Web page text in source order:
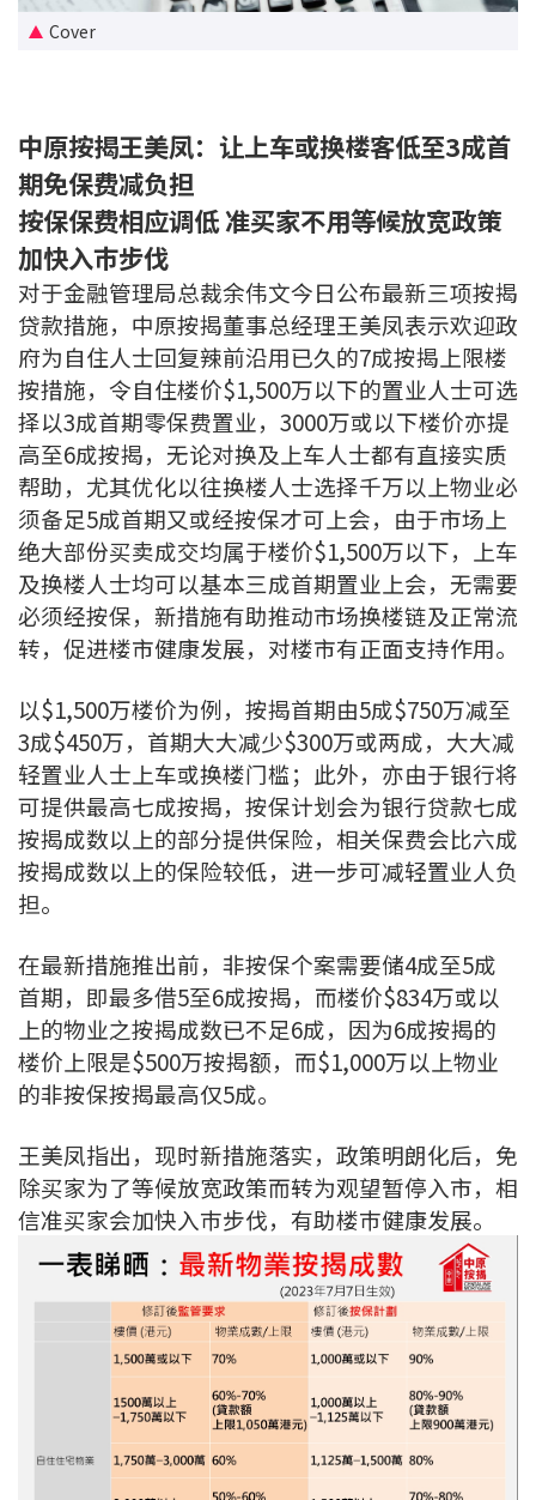
推荐齐齐友赏
按揭计算
转按计算
置业预算
供款年期计算
工商铺按揭计算
印花税计算
免费物业估价
下载中心
按揭全面睇
公司动态
按市新闻
统计数据库
按揭智库
楼按专栏
按揭百科
实时银行资讯
装修·保险优惠
免费装修转介服务
装修设计专栏
火险、家居、宠物保险
保险资讯专栏
Cover
中原按揭王美凤：让上车或换楼客低至3成首
期免保费减负担
按保保费相应调低 准买家不用等候放宽政策
加快入巿步伐
对于金融管理局总裁余伟文今日公布最新三项按揭
贷款措施，中原按揭董事总经理王美凤表示欢迎政
府为自住人士回复辣前沿用已久的7成按揭上限楼
按措施，令自住楼价$1,500万以下的置业人士可选
择以3成首期零保费置业，3000万或以下楼价亦提
高至6成按揭，无论对换及上车人士都有直接实质
帮助，尤其优化以往换楼人士选择千万以上物业必
须备足5成首期又或经按保才可上会，由于市场上
绝大部份买卖成交均属于楼价$1,500万以下，上车
及换楼人士均可以基本三成首期置业上会，无需要
必须经按保，新措施有助推动市场换楼链及正常流
转，促进楼市健康发展，对楼市有正面支持作用。
以$1,500万楼价为例，按揭首期由5成$750万减至
3成$450万，首期大大减少$300万或两成，大大减
轻置业人士上车或换楼门槛；此外，亦由于银行将
可提供最高七成按揭，按保计划会为银行贷款七成
按揭成数以上的部分提供保险，相关保费会比六成
按揭成数以上的保险较低，进一步可减轻置业人负
担。
在最新措施推出前，非按保个案需要储4成至5成
首期，即最多借5至6成按揭，而楼价$834万或以
上的物业之按揭成数已不足6成，因为6成按揭的
楼价上限是$500万按揭额，而$1,000万以上物业
的非按保按揭最高仅5成。
王美凤指出，现时新措施落实，政策明朗化后，免
除买家为了等候放宽政策而转为观望暂停入市，相
信准买家会加快入巿步伐，有助楼巿健康发展。